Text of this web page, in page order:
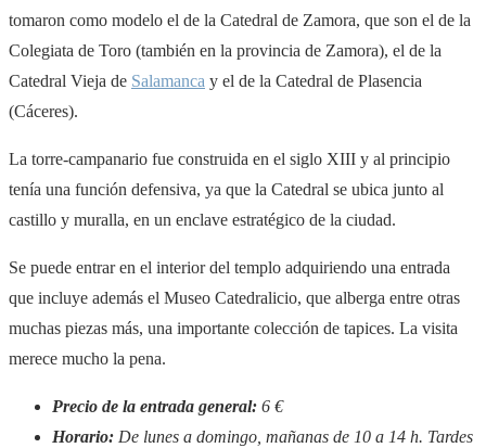
tomaron como modelo el de la Catedral de Zamora, que son el de la
Colegiata de Toro (también en la provincia de Zamora), el de la
Catedral Vieja de Salamanca y el de la Catedral de Plasencia
(Cáceres).
La torre-campanario fue construida en el siglo XIII y al principio
tenía una función defensiva, ya que la Catedral se ubica junto al
castillo y muralla, en un enclave estratégico de la ciudad.
Se puede entrar en el interior del templo adquiriendo una entrada
que incluye además el Museo Catedralicio, que alberga entre otras
muchas piezas más, una importante colección de tapices. La visita
merece mucho la pena.
Precio de la entrada general: 6 €
Horario: De lunes a domingo, mañanas de 10 a 14 h. Tardes